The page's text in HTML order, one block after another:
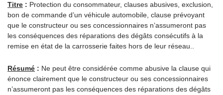
Titre : Protection du consommateur, clauses abusives, exclusion,
bon de commande d’un véhicule automobile, clause prévoyant
que le constructeur ou ses concessionnaires n’assumeront pas
les conséquences des réparations des dégâts consécutifs à la
remise en état de la carrosserie faites hors de leur réseau..
Résumé : Ne peut être considérée comme abusive la clause qui
énonce clairement que le constructeur ou ses concessionnaires
n’assumeront pas les conséquences des réparations des dégâts